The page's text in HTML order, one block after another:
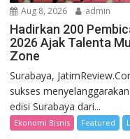
Aug 8, 2026 admin
Hadirkan 200
2026 Ajak Talenta
Zone
Surabaya,
sukses
edisi Surabaya dari...
Ekonomi Bisnis Featured